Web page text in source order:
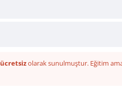
ücretsizolarak sunulmuştur. Eğitim